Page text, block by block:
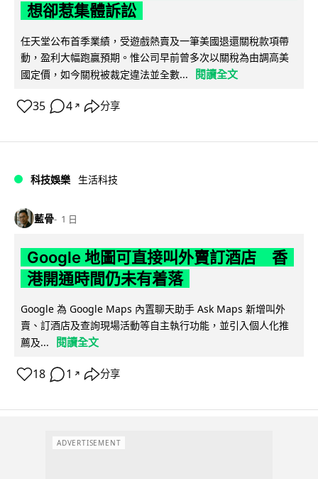
想卻惹集體訴訟
任天堂公布首季業績，受遊戲熱賣及一筆美國退還關稅款項帶
動，盈利大幅跑贏預期。惟公司早前曾多次以關稅為由調高美
國定價，如今關稅被裁定違法並全數...
閱讀全文
35 4 ↗ 分享
科技娛樂 生活科技
藍骨 1 日
Google 地圖可直接叫外賣訂酒店 香
港開通時間仍未有着落
Google 為 Google Maps 內置聊天助手 Ask Maps 新增叫外
賣、訂酒店及查詢現場活動等自主執行功能，並引入個人化推
薦及...
閱讀全文
18 1 ↗ 分享
ADVERTISEMENT